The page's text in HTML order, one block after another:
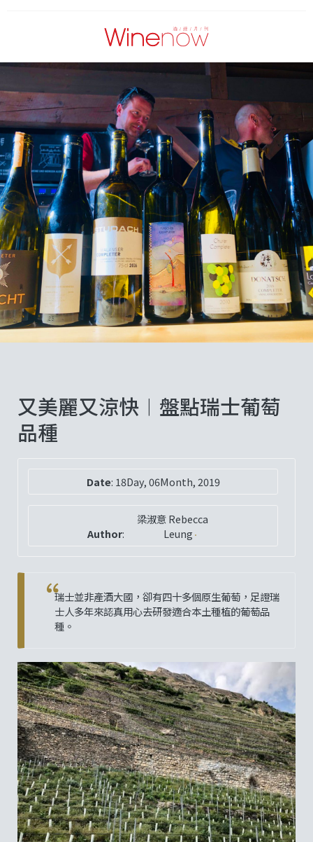
又美麗又涼快︱盤點瑞士葡萄
品種
Date: 18Day, 06Month, 2019
Author:
梁淑意 Rebecca
Leung
瑞士並非產酒大國，卻有四十多個原生葡萄，足證瑞
士人多年來認真用心去研發適合本土種植的葡萄品
種。